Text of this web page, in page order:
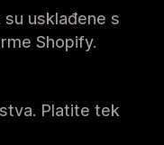
usklađene s
Shopify.
Platite tek